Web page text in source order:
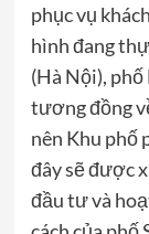
phục vụ
hình đang
(Hà Nội),
tương đồng
nên Khu phố
đây sẽ được
đầu tư và